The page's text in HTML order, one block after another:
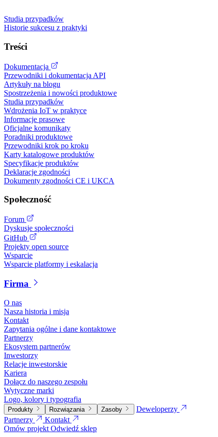
Studia przypadków
Historie sukcesu z praktyki
Treści
Dokumentacja
Przewodniki i dokumentacja API
Artykuły na blogu
Spostrzeżenia i nowości produktowe
Studia przypadków
Wdrożenia IoT w praktyce
Informacje prasowe
Oficjalne komunikaty
Poradniki produktowe
Przewodniki krok po kroku
Karty katalogowe produktów
Specyfikacje produktów
Deklaracje zgodności
Dokumenty zgodności CE i UKCA
Społeczność
Forum
Dyskusje społeczności
GitHub
Projekty open source
Wsparcie
Wsparcie platformy i eskalacja
Firma
O nas
Nasza historia i misja
Kontakt
Zapytania ogólne i dane kontaktowe
Partnerzy
Ekosystem partnerów
Inwestorzy
Relacje inwestorskie
Kariera
Dołącz do naszego zespołu
Wytyczne marki
Logo, kolory i typografia
Produkty Rozwiązania Zasoby
Deweloperzy
Partnerzy
Kontakt
Omów projektOdwiedź sklep